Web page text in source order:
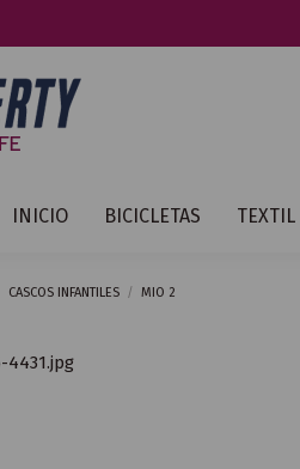
INICIO BICICLETAS TEXTIL
CASCOS INFANTILES MIO 2